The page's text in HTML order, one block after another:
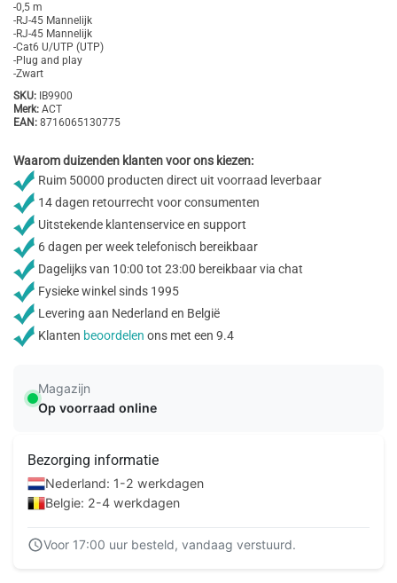
-0,5 m
-RJ-45 Mannelijk
-RJ-45 Mannelijk
-Cat6 U/UTP (UTP)
-Plug and play
-Zwart
SKU: IB9900
Merk: ACT
EAN: 8716065130775
Waarom duizenden klanten voor ons kiezen:
Ruim 50000 producten direct uit voorraad leverbaar
14 dagen retourrecht voor consumenten
Uitstekende klantenservice en support
6 dagen per week telefonisch bereikbaar
Dagelijks van 10:00 tot 23:00 bereikbaar via chat
Fysieke winkel sinds 1995
Levering aan Nederland en België
Klanten beoordelen ons met een 9.4
Magazijn
Op voorraad online
Bezorging informatie
Nederland: 1-2 werkdagen
Belgie: 2-4 werkdagen
Voor 17:00 uur besteld, vandaag verstuurd.